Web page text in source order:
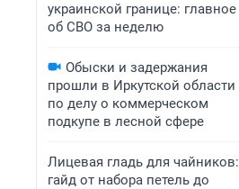
украинской границе: главное
об СВО за неделю
Обыски и задержания
прошли в Иркутской области
по делу о коммерческом
подкупе в лесной сфере
Лицевая гладь для чайников:
гайд от набора петель до